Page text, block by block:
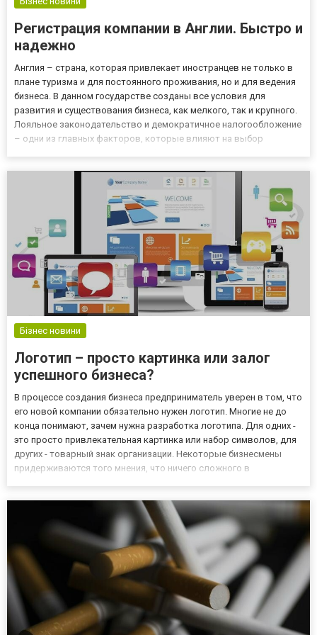
Регистрация компании в Англии. Быстро и
надежно
Англия – страна, которая привлекает иностранцев не только в
плане туризма и для постоянного проживания, но и для ведения
бизнеса. В данном государстве созданы все условия для
развития и существования бизнеса, как мелкого, так и крупного.
Лояльное законодательство и демократичное налогообложение
– одни из главных факторов, которые влияют на выбор
Бізнес новини
Логотип – просто картинка или залог
успешного бизнеса?
В процессе создания бизнеса предприниматель уверен в том, что
его новой компании обязательно нужен логотип. Многие не до
конца понимают, зачем нужна разработка логотипа. Для одних -
это просто привлекательная картинка или набор символов, для
других - товарный знак организации. Некоторые бизнесмены
придерживаются того мнения, что ничего сложного в